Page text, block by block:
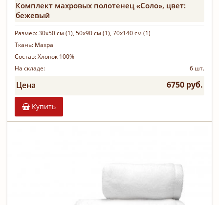
Комплект махровых полотенец «Соло», цвет:
бежевый
Размер:30х50 см (1), 50х90 см (1), 70х140 см (1)
Ткань: Махра
Состав:Хлопок 100%
На складе:
6 шт.
Цена 6750 руб.
Купить